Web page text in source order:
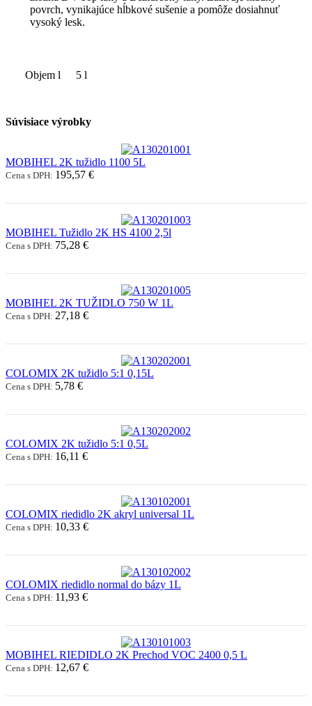
povrch, vynikajúce hĺbkové sušenie a pomôže dosiahnuť
vysoký lesk.
Objem l 5 l
Súvisiace výrobky
MOBIHEL 2K tužidlo 1100 5L
Cena s DPH: 195,57 €
MOBIHEL Tužidlo 2K HS 4100 2,5l
Cena s DPH: 75,28 €
MOBIHEL 2K TUŽIDLO 750 W 1L
Cena s DPH: 27,18 €
COLOMIX 2K tužidlo 5:1 0,15L
Cena s DPH: 5,78 €
COLOMIX 2K tužidlo 5:1 0,5L
Cena s DPH: 16,11 €
COLOMIX riedidlo 2K akryl universal 1L
Cena s DPH: 10,33 €
COLOMIX riedidlo normal do bázy 1L
Cena s DPH: 11,93 €
MOBIHEL RIEDIDLO 2K Prechod VOC 2400 0,5 L
Cena s DPH: 12,67 €